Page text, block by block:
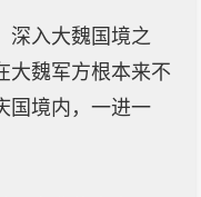
深入大魏国境之
大魏军方根本来不
国境内，一进一